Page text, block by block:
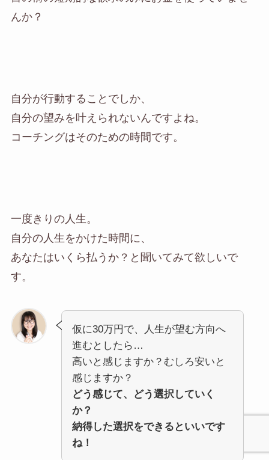
んか？
自分が行動することでしか、
自分の望みを叶えられないんですよね。
コーチングはそのための時間です。
一度きりの人生。
自分の人生をかけた時間に、
あなたはいくら払うか？と聞いてみて欲しいで
す。
仮に30万円で、人生が望む方向へ
進むとしたら…
高いと感じますか？むしろ安いと
感じますか？
どう感じて、どう選択していく
か？
納得した選択をできるといいです
ね！